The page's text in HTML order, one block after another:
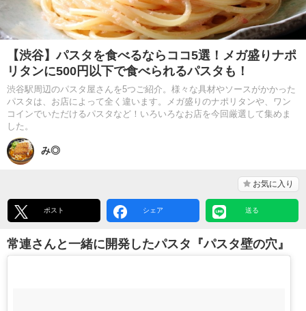
【渋谷】パスタを食べるならココ5選！メガ盛りナポ
リタンに500円以下で食べられるパスタも！
渋谷駅周辺のパスタ屋さんを5つご紹介。様々な具材やソースがかかった
パスタは、お店によって全く違います。メガ盛りのナポリタンや、ワン
コインでいただけるパスタなど！いろいろなお店を今回厳選して集めま
した。
み◎
お気に入り
ポスト シェア 送る
常連さんと一緒に開発したパスタ『パスタ壁の穴』